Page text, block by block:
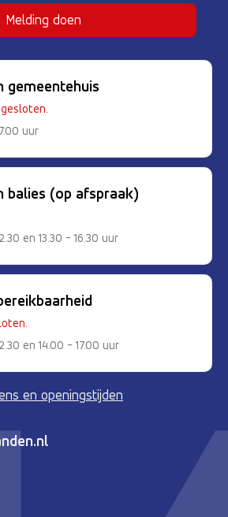
Melding doen
gemeentehuis
uur
balies (op afspraak)
en 13.30 - 16.30 uur
en 14.00 - 17.00 uur
en openingstijden